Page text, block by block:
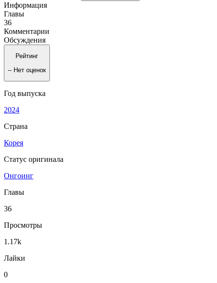
Информация
Главы
36
Комментарии
Обсуждения
Рейтинг
-- Нет оценок
Год выпуска
2024
Страна
Корея
Статус оригинала
Онгоинг
Главы
36
Просмотры
1.17k
Лайки
0